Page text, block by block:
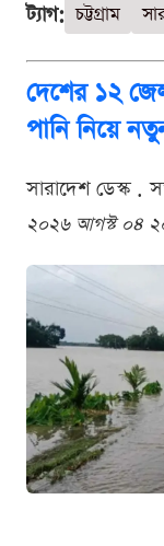
ট্যাগ: চট্টগ্রাম
দেশের ১২
পানি নিয়ে
সারাদেশ ডেস্ক .
২০২৬ আগস্ট ০৪